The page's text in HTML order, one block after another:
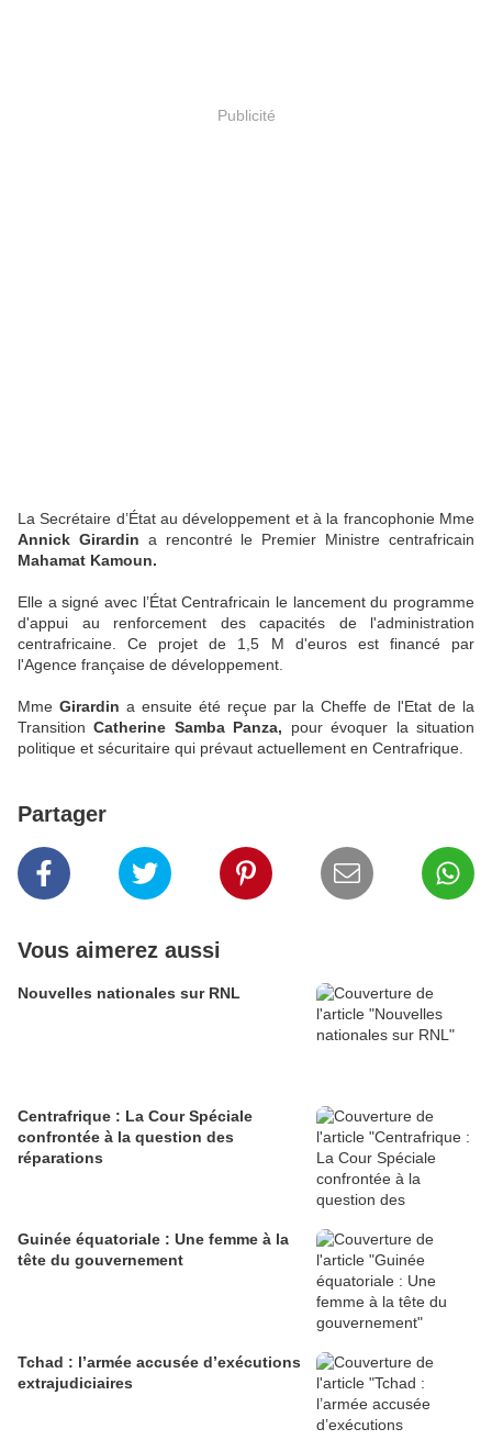
Publicité
La Secrétaire d’État au développement et à la francophonie Mme
Annick Girardin a rencontré le Premier Ministre centrafricain
Mahamat Kamoun.
Elle a signé avec l’État Centrafricain le lancement du programme
d'appui au renforcement des capacités de l'administration
centrafricaine. Ce projet de 1,5 M d'euros est financé par
l'Agence française de développement.
Mme Girardin a ensuite été reçue par la Cheffe de l'Etat de la
TransitionCatherine Samba Panza, pour évoquer la situation
politique et sécuritaire qui prévaut actuellement en Centrafrique.
Partager
Vous aimerez aussi
Nouvelles nationales sur RNL
Centrafrique : La Cour Spéciale
confrontée à la question des
réparations
Guinée équatoriale : Une femme à la
tête du gouvernement
Tchad : l’armée accusée d’exécutions
extrajudiciaires